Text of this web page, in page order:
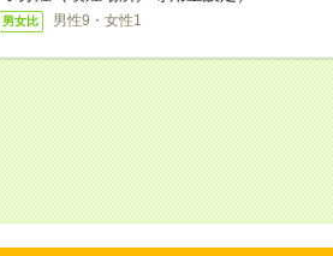
男女比 男性9・女性1